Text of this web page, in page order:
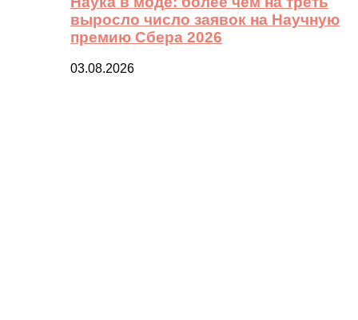
выросло число заявок на Научную
премию Сбера 2026
03.08.2026